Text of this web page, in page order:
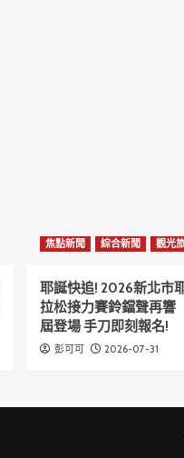
焦點新聞 綜合新聞 觀光
耶誕快追! 2026新北市
拉松接力賽鈴鐺聲再
屆登場 手刀即刻報名!
彭可可 2026-07-31